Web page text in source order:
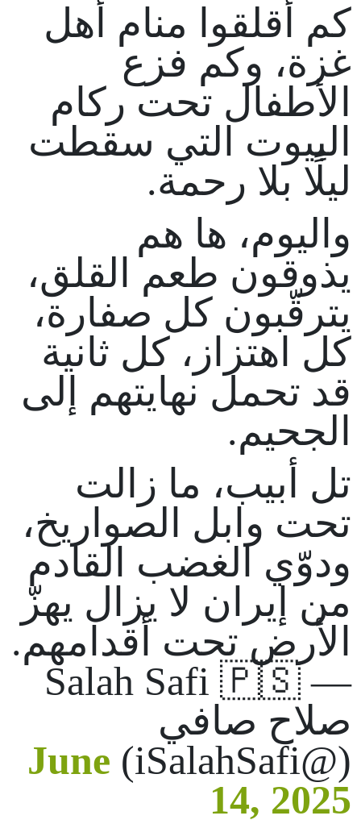
كم أقلقوا منام أهل
غزة، وكم فزع
الأطفال تحت ركام
البيوت التي سقطت
ليلًا بلا رحمة.
واليوم، ها هم
يذوقون طعم القلق،
يترقّبون كل صفارة،
كل اهتزاز، كل ثانية
قد تحمل نهايتهم إلى
الجحيم.
تل أبيب، ما زالت
تحت وابل الصواريخ،
ودوّي الغضب القادم
من إيران لا يزال يهزّ
الأرض تحت أقدامهم.
— Salah Safi 🇵🇸
صلاح صافي
(@iSalahSafi)
June
14, 2025